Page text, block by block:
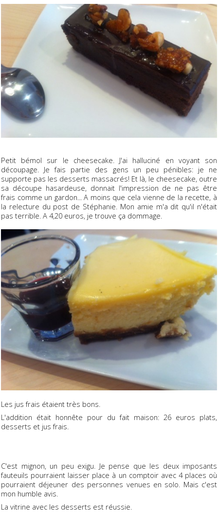
Petit bémol sur le cheesecake. J'ai halluciné en voyant son
découpage. Je fais partie des gens un peu pénibles: je ne
supporte pas les desserts massacrés! Et là, le cheesecake, outre
sa découpe hasardeuse, donnait l'impression de ne pas être
frais comme un gardon... A moins que cela vienne de la recette, à
la relecture du post de Stéphanie. Mon amie m'a dit qu'il n'était
pas terrible. A 4,20 euros, je trouve ça dommage.
Les jus frais étaient très bons.
L'addition était honnête pour du fait maison: 26 euros plats,
desserts et jus frais.
C'est mignon, un peu exigu. Je pense que les deux imposants
fauteuils pourraient laisser place à un comptoir avec 4 places où
pourraient déjeuner des personnes venues en solo. Mais c'est
mon humble avis.
La vitrine avec les desserts est réussie.